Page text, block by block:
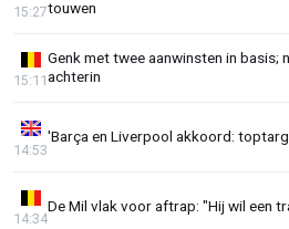
touwen
15:27
Genk met twee aanwinsten in basis;
achterin
15:11
'Barça en Liverpool akkoord:
14:53
De Mil vlak voor aftrap: "Hij wil een
14:34